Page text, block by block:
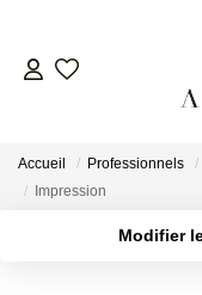
Accueil Professionnels
Impression
Modifier